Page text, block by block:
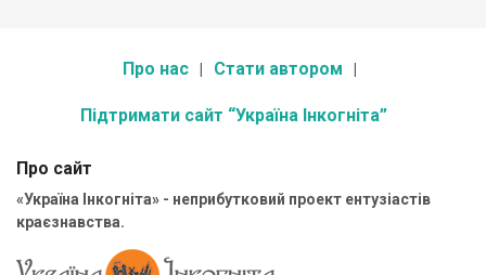
Про нас Стати автором
Підтримати сайт “Україна Інкогніта”
Про сайт
«Україна Інкогніта» - неприбутковий проект ентузіастів
краєзнавства.